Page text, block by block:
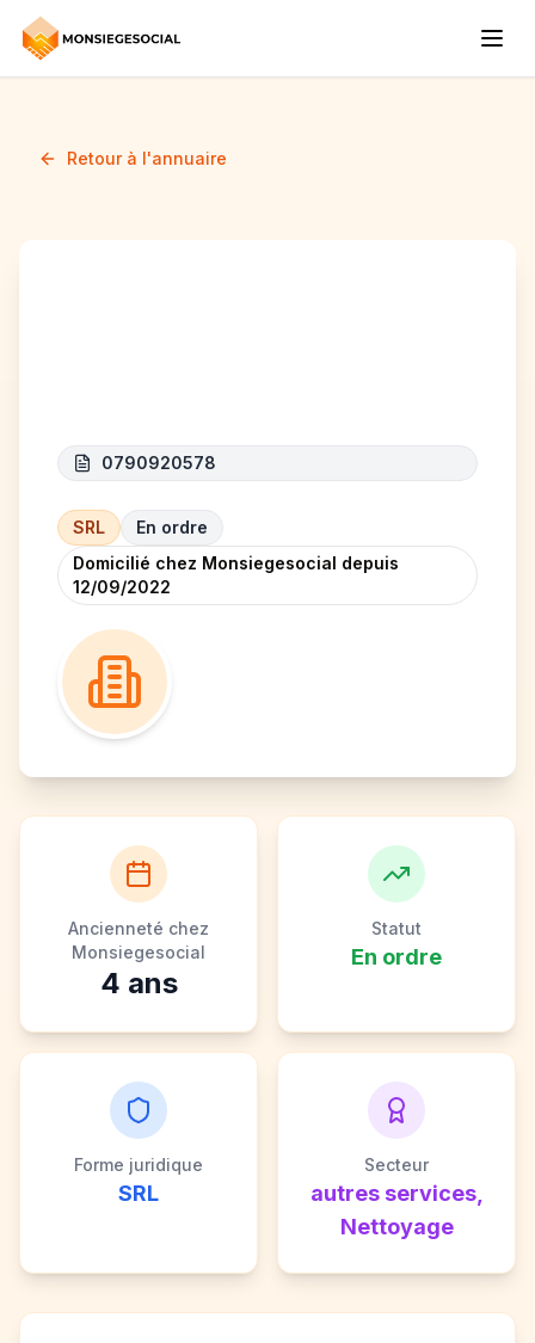
Retour à l'annuaire
0790920578
SRL
En ordre
Domicilié chez Monsiegesocial depuis
12/09/2022
Ancienneté chez
Monsiegesocial
4 ans
Statut
En ordre
Forme juridique
SRL
Secteur
autres services,
Nettoyage